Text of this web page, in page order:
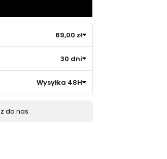
69,00 zł
30 dni
Wysyłka 48H
do nas